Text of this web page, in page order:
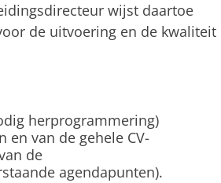
wijst daartoe
de uitvoering en de kwaliteit
herprogrammering)
van de gehele CV-
de
agendapunten).